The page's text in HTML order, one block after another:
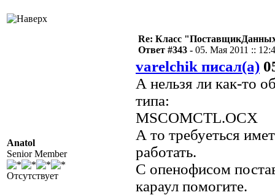
Anatol
Senior Member
Отсутствует
Re: Класс
Ответ #343 - 05. Мая 2011 ::
varelchik писал(а)
А нельзя ли как-то
типа:
MSCOMCTL.OCX
А то требуеться
работать.
С опенофисом
караул помогите.